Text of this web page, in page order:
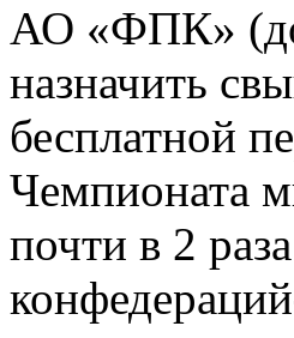
АО «ФПК»
назначить
бесплатной
Чемпионата
почти в 2